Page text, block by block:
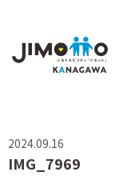
2024.09.16
IMG_7969